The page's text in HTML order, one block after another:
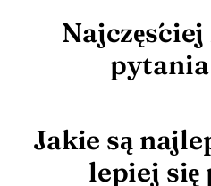
pytania
Jakie są
lepiej się